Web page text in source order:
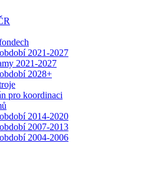
2021-2027
2021-2027
2028+
pro koordinaci
2014-2020
2007-2013
2004-2006